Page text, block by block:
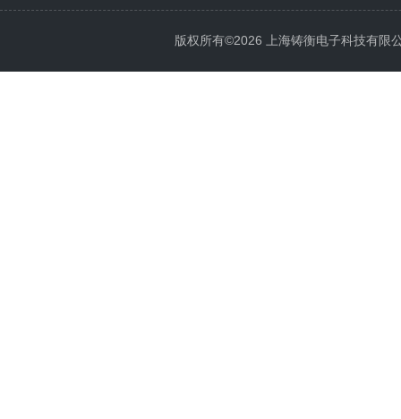
版权所有©2026 上海铸衡电子科技有